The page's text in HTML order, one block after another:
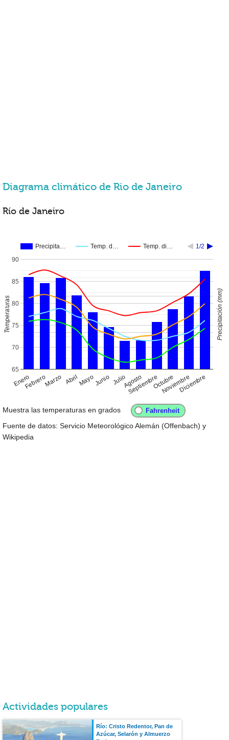
Diagrama climático de Rio de Janeiro
Río de Janeiro
Precipita… Temp. d… Temp. di… 1/2
EneroFebreroMarzo AbrilMayoJunio JulioAgosto
SeptiembreOctubre
NoviembreDiciembre
65
70
75
80
85
90
Temperaturas Precipitación (mm)
Muestra las temperaturas en grados
Fuente de datos: Servicio Meteorológico Alemán (Offenbach) y
Wikipedia
Actividades populares
Río: Cristo Redentor, Pan de
Azúcar, Selarón y Almuerzo